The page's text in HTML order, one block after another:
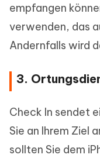
empfangen
verwenden, das
Andernfalls wird
3.
Check In sendet
Sie an Ihrem Ziel
sollten Sie dem